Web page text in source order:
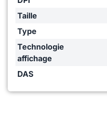
Taille
Type
Technologie
affichage
DAS